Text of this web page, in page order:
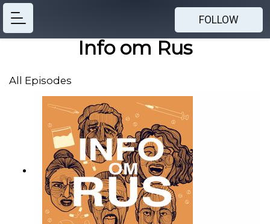
FOLLOW
Info om Rus
All Episodes